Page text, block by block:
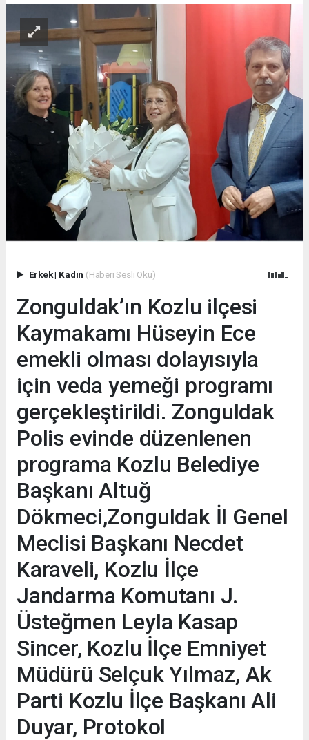
Erkek| Kadın (Haberi Sesli Oku)
Zonguldak’ın Kozlu ilçesi
Kaymakamı Hüseyin Ece
emekli olması dolayısıyla
için veda yemeği programı
gerçekleştirildi. Zonguldak
Polis evinde düzenlenen
programa Kozlu Belediye
Başkanı Altuğ
Dökmeci,Zonguldak İl Genel
Meclisi Başkanı Necdet
Karaveli, Kozlu İlçe
Jandarma Komutanı J.
Üsteğmen Leyla Kasap
Sincer, Kozlu İlçe Emniyet
Müdürü Selçuk Yılmaz, Ak
Parti Kozlu İlçe Başkanı Ali
Duyar, Protokol